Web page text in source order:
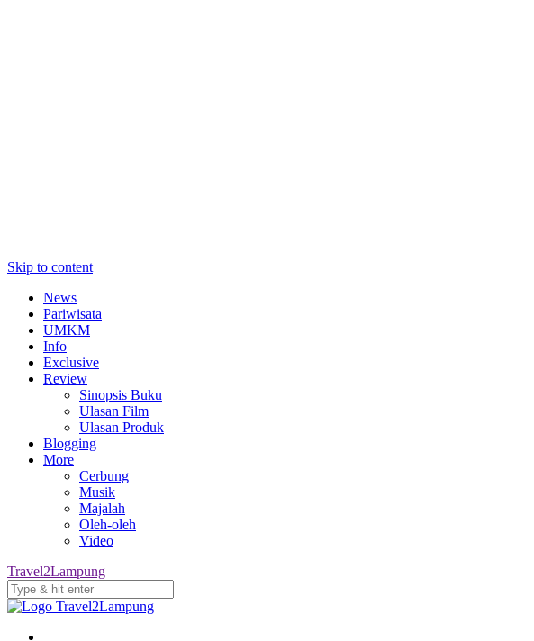
Skip to content
News
Pariwisata
UMKM
Info
Exclusive
Review
Sinopsis Buku
Ulasan Film
Ulasan Produk
Blogging
More
Cerbung
Musik
Majalah
Oleh-oleh
Video
Travel2Lampung